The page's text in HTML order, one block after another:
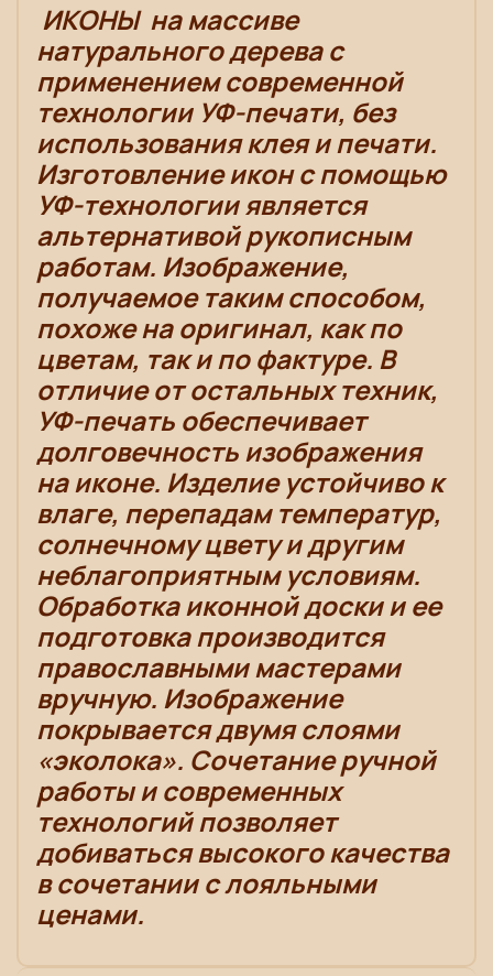
ИКОНЫ на массиве
натурального дерева с
применением современной
технологии УФ-печати, без
использования клея и печати.
Изготовление икон с помощью
УФ-технологии является
альтернативой рукописным
работам. Изображение,
получаемое таким способом,
похоже на оригинал, как по
цветам, так и по фактуре. В
отличие от остальных техник,
УФ-печать обеспечивает
долговечность изображения
на иконе. Изделие устойчиво к
влаге, перепадам температур,
солнечному цвету и другим
неблагоприятным условиям.
Обработка иконной доски и ее
подготовка производится
православными мастерами
вручную. Изображение
покрывается двумя слоями
«эколока». Сочетание ручной
работы и современных
технологий позволяет
добиваться высокого качества
в сочетании с лояльными
ценами.